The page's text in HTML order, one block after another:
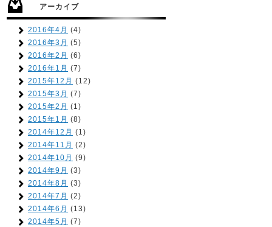
アーカイブ
2016年4月 (4)
2016年3月 (5)
2016年2月 (6)
2016年1月 (7)
2015年12月 (12)
2015年3月 (7)
2015年2月 (1)
2015年1月 (8)
2014年12月 (1)
2014年11月 (2)
2014年10月 (9)
2014年9月 (3)
2014年8月 (3)
2014年7月 (2)
2014年6月 (13)
2014年5月 (7)